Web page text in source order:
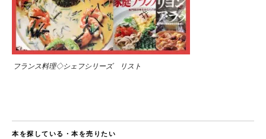
フランス料理◇シェフシリーズ リスト
本を探している・本を売りたい